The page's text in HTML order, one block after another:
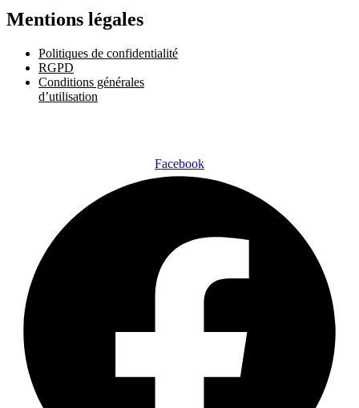
Mentions légales
Politiques de confidentialité
RGPD
Conditions générales
d’utilisation
Facebook